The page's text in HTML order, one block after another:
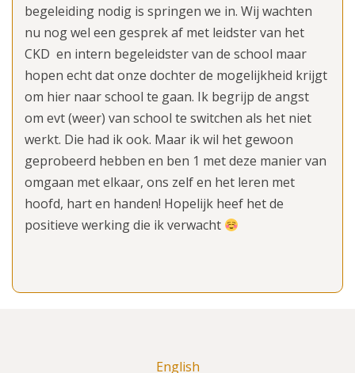
begeleiding nodig is springen we in. Wij wachten
nu nog wel een gesprek af met leidster van het
CKD en intern begeleidster van de school maar
hopen echt dat onze dochter de mogelijkheid krijgt
om hier naar school te gaan. Ik begrijp de angst
om evt (weer) van school te switchen als het niet
werkt. Die had ik ook. Maar ik wil het gewoon
geprobeerd hebben en ben 1 met deze manier van
omgaan met elkaar, ons zelf en het leren met
hoofd, hart en handen! Hopelijk heef het de
positieve werking die ik verwacht
English